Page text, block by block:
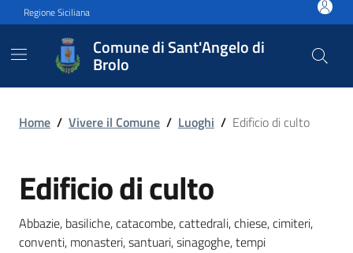
Vai ai contenuti
Vai al footer
Regione Siciliana
Comune di Sant'Angelo di
Brolo
Edificio di culto
Home / Vivere il Comune / Luoghi / Edificio di culto
Edificio di culto
Abbazie, basiliche, catacombe, cattedrali, chiese, cimiteri,
conventi, monasteri, santuari, sinagoghe, tempi